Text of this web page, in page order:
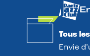
Tous
Envie